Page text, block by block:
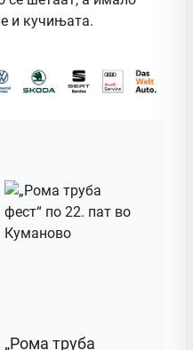
и кучињата.
„Рома труба